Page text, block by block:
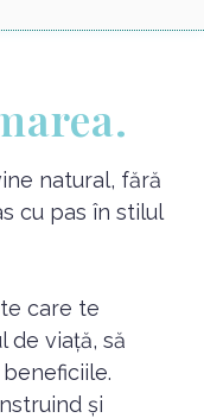
natural, fără
cu pas în stilul
care te
de viață, să
și